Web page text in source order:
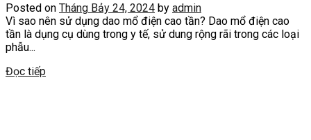
Posted on Tháng Bảy 24, 2024 by admin
Vì sao nên sử dụng dao mổ điện cao tần? Dao mổ điện cao
tần là dụng cụ dùng trong y tế, sử dung rộng rãi trong các loại
phẫu...
Đọc tiếp